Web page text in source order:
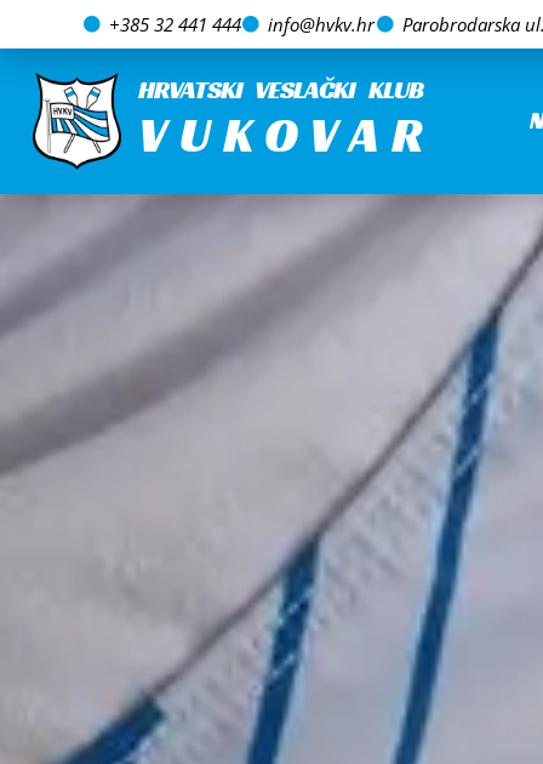
+385 32 441 444 info@hvkv.hr Parobrodarska
HRVATSKI VESLAČKI KLUB
VUKOVAR